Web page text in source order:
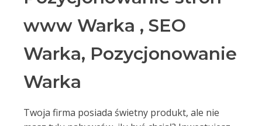
www Warka , SEO
Warka, Pozycjonowanie
Warka
Twoja firma posiada świetny produkt, ale nie